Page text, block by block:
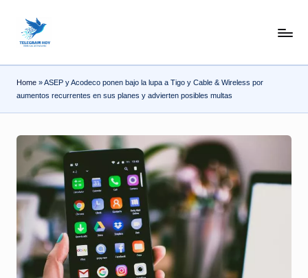
N
o
T
i
T
e
l
e
|
N
o
Home »ASEP y Acodeco ponen bajo la lupa a Tigo y Cable & Wireless por
aumentos recurrentes en sus planes y advierten posibles multas